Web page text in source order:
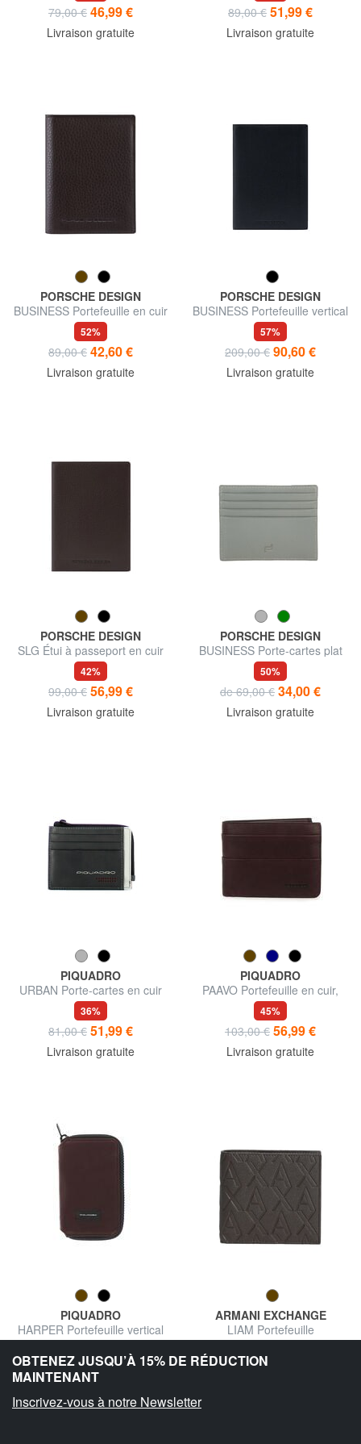
79,00 € 46,99 €
Livraison gratuite
89,00 € 51,99 €
Livraison gratuite
PORSCHE DESIGN
BUSINESS Portefeuille en cuir
52%
89,00 € 42,60 €
Livraison gratuite
PORSCHE DESIGN
BUSINESS Portefeuille vertical
en cuir
57%
209,00 € 90,60 €
Livraison gratuite
PORSCHE DESIGN
SLG Étui à passeport en cuir
42%
99,00 € 56,99 €
Livraison gratuite
PORSCHE DESIGN
BUSINESS Porte-cartes plat
en cuir
50%
de 69,00 € 34,00 €
Livraison gratuite
PIQUADRO
URBAN Porte-cartes en cuir
avec zip
36%
81,00 € 51,99 €
Livraison gratuite
PIQUADRO
PAAVO Portefeuille en cuir,
avec porte-monnaie
45%
103,00 € 56,99 €
Livraison gratuite
PIQUADRO
HARPER Portefeuille vertical
en cuir
130,00 € 36,99 €
ARMANI EXCHANGE
LIAM Portefeuille
70,00 €
OBTENEZ JUSQU’À 15% DE RÉDUCTION
MAINTENANT
Inscrivez-vous à notre Newsletter